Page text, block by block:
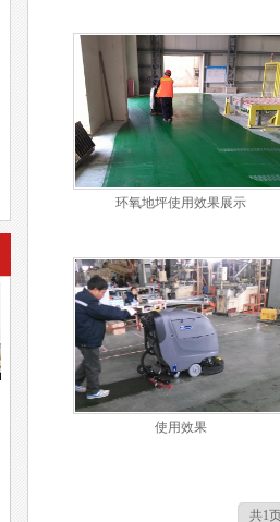
环氧地坪使用效果展示
使用效果
共1